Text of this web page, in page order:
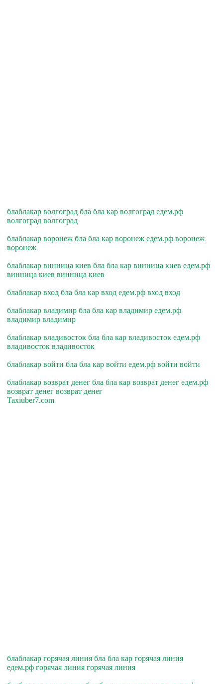
блаблакар волгоград бла бла кар волгоград едем.рф
волгоград волгоград
блаблакар воронеж бла бла кар воронеж едем.рф воронеж
воронеж
блаблакар винница киев бла бла кар винница киев едем.рф
винница киев винница киев
блаблакар вход бла бла кар вход едем.рф вход вход
блаблакар владимир бла бла кар владимир едем.рф
владимир владимир
блаблакар владивосток бла бла кар владивосток едем.рф
владивосток владивосток
блаблакар войти бла бла кар войти едем.рф войти войти
блаблакар возврат денег бла бла кар возврат денег едем.рф
возврат денег возврат денег
Taxiuber7.com
блаблакар горячая линия бла бла кар горячая линия
едем.рф горячая линия горячая линия